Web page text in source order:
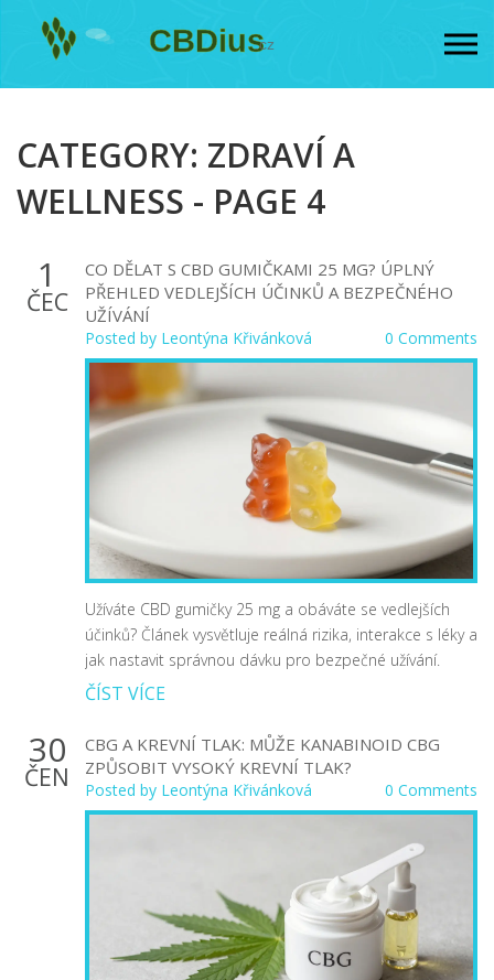
CATEGORY: ZDRAVÍ A
WELLNESS - PAGE 4
1
ČEC
CO DĚLAT S CBD GUMIČKAMI 25 MG? ÚPLNÝ
PŘEHLED VEDLEJŠÍCH ÚČINKŮ A BEZPEČNÉHO
UŽÍVÁNÍ
Posted by Leontýna Křivánková 0 Comments
Užíváte CBD gumičky 25 mg a obáváte se vedlejších
účinků? Článek vysvětluje reálná rizika, interakce s léky a
jak nastavit správnou dávku pro bezpečné užívání.
ČÍST VÍCE
30
ČEN
CBG A KREVNÍ TLAK: MŮŽE KANABINOID CBG
ZPŮSOBIT VYSOKÝ KREVNÍ TLAK?
Posted by Leontýna Křivánková 0 Comments